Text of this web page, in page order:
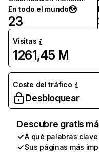
En todo el mundo
23
Visitas
1261,45 M
Coste del tráfico
Desbloquear
Descubre gratis
A qué palabras
Sus páginas más